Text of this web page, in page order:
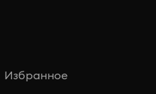
Избранное